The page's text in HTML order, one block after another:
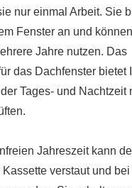
nur einmal Arbeit. Sie
Fenster an und
Jahre nutzen. Das
das Dachfenster bietet
Tages- und Nachtzeit
Jahreszeit kann
verstaut und